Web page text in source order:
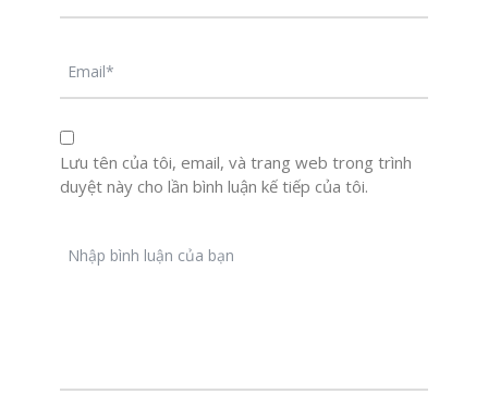
Lưu tên của tôi, email, và trang web trong trình
duyệt này cho lần bình luận kế tiếp của tôi.